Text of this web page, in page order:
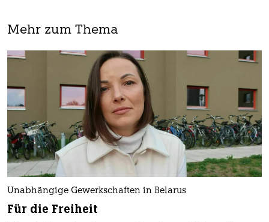
Mehr zum Thema
Unabhängige Gewerkschaften in Belarus
Für die Freiheit